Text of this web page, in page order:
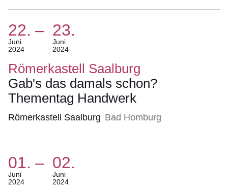
22.
Juni
2024
– 23.
Juni
2024
(Termin:
22.
Juni
2024
Bis
23.
Juni
Römerkastell Saalburg
Gab's das damals schon?
Thementag Handwerk
Römerkastell Saalburg Bad Homburg
01.
Juni
2024
– 02.
Juni
2024
(Termin:
01.